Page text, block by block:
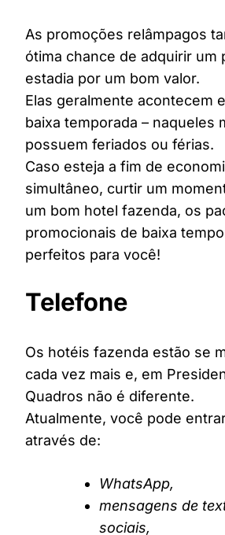
As promoções relâmpagos
ótima chance de adquirir um
estadia por um bom valor.
Elas geralmente acontecem
baixa temporada – naqueles
possuem feriados ou férias.
Caso esteja a fim de
simultâneo, curtir um
um bom hotel fazenda, os
promocionais de baixa
perfeitos para você!
Telefone
Os hotéis fazenda estão se
cada vez mais e, em
Quadros não é diferente.
Atualmente, você pode
através de:
WhatsApp,
mensagens de
sociais,